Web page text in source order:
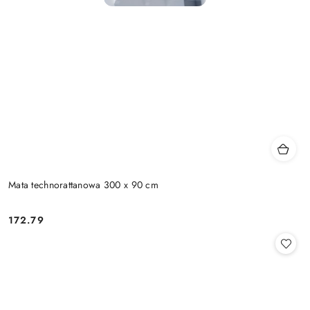
Mata technorattanowa 300 x 90 cm
Cena:
172.79